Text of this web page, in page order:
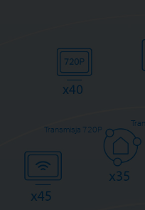
Transmisja 720P